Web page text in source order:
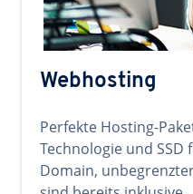
Webhosting
Perfekte Hosting-
Technologie und
Domain,